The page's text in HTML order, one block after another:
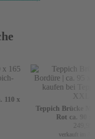
x
Teppich Brücke
Rot ca. 90 x
verkauft im